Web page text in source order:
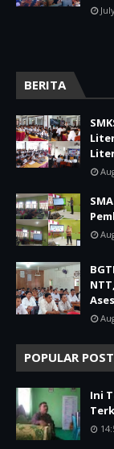
BERITA
POPULAR
Ini